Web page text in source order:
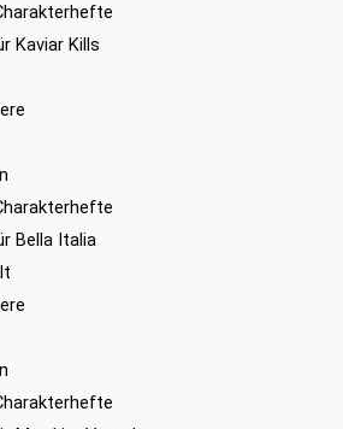
Kaviar Kills
Bella Italia